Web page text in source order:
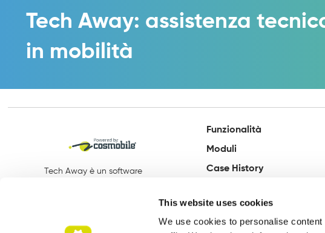
This website uses cookies
We use cookies to personalise
Tech Away: assistenza
in mobilità
Tech Away è un software
Via Europa 6 - 40061 Minerbio
Funzionalità
Moduli
Case History